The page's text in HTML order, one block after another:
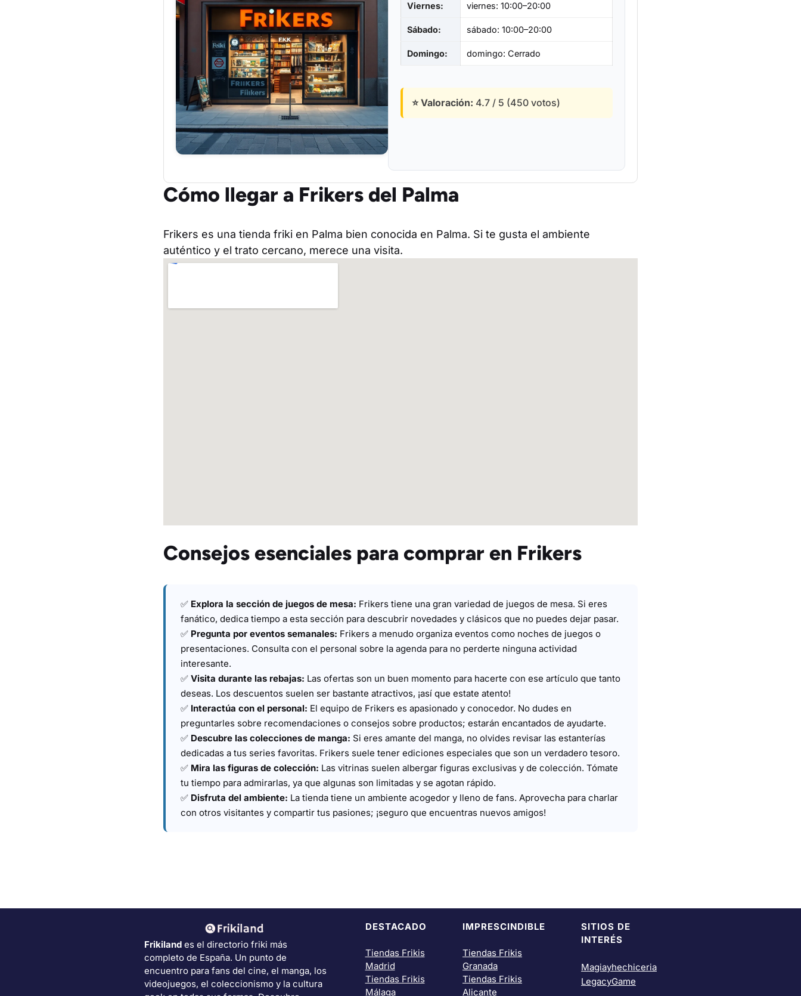
Viernes: viernes: 10:00–20:00
Sábado: sábado: 10:00–20:00
Domingo: domingo: Cerrado
⭐ Valoración: 4.7 / 5 (450 votos)
Cómo llegar a Frikers del Palma
Frikers es una tienda friki en Palma bien conocida en Palma. Si te gusta el ambiente
auténtico y el trato cercano, merece una visita.
Consejos esenciales para comprar en Frikers
✅ Explora la sección de juegos de mesa: Frikers tiene una gran variedad de juegos de mesa. Si eres
fanático, dedica tiempo a esta sección para descubrir novedades y clásicos que no puedes dejar pasar.
✅ Pregunta por eventos semanales: Frikers a menudo organiza eventos como noches de juegos o
presentaciones. Consulta con el personal sobre la agenda para no perderte ninguna actividad
interesante.
✅ Visita durante las rebajas: Las ofertas son un buen momento para hacerte con ese artículo que tanto
deseas. Los descuentos suelen ser bastante atractivos, ¡así que estate atento!
✅ Interactúa con el personal: El equipo de Frikers es apasionado y conocedor. No dudes en
preguntarles sobre recomendaciones o consejos sobre productos; estarán encantados de ayudarte.
✅ Descubre las colecciones de manga: Si eres amante del manga, no olvides revisar las estanterías
dedicadas a tus series favoritas. Frikers suele tener ediciones especiales que son un verdadero tesoro.
✅ Mira las figuras de colección: Las vitrinas suelen albergar figuras exclusivas y de colección. Tómate
tu tiempo para admirarlas, ya que algunas son limitadas y se agotan rápido.
✅ Disfruta del ambiente: La tienda tiene un ambiente acogedor y lleno de fans. Aprovecha para charlar
con otros visitantes y compartir tus pasiones; ¡seguro que encuentras nuevos amigos!
Frikiland es el directorio friki más
completo de España. Un punto de
encuentro para fans del cine, el manga, los
videojuegos, el coleccionismo y la cultura
DESTACADO
Tiendas Frikis
Madrid
Tiendas Frikis
Málaga
IMPRESCINDIBLE
Tiendas Frikis
Granada
Tiendas Frikis
Alicante
SITIOS DE
INTERÉS
Magiayhechiceria
LegacyGame